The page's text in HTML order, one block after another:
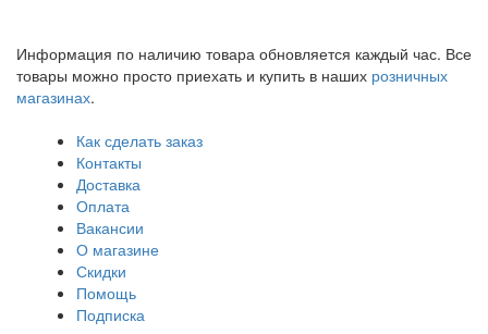
Информация по наличию товара обновляется каждый час. Все
товары можно просто приехать и купить в наших розничных
магазинах.
Как сделать заказ
Контакты
Доставка
Оплата
Вакансии
О магазине
Скидки
Помощь
Подписка